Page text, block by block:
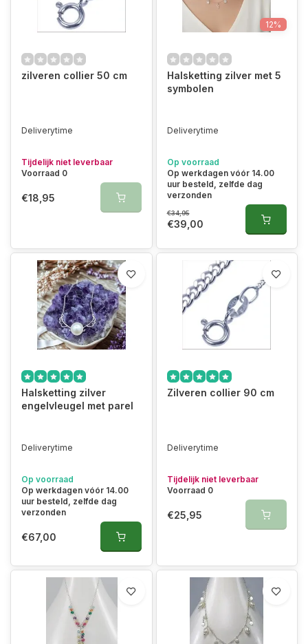
zilveren collier 50 cm
Deliverytime
Tijdelijk niet leverbaar
Voorraad 0
€18,95
12%
Halsketting zilver met 5
symbolen
Deliverytime
Op voorraad
Op werkdagen vóór 14.00
uur besteld, zelfde dag
verzonden
€34,95
€39,00
Halsketting zilver
engelvleugel met parel
Deliverytime
Op voorraad
Op werkdagen vóór 14.00
uur besteld, zelfde dag
verzonden
€67,00
Zilveren collier 90 cm
Deliverytime
Tijdelijk niet leverbaar
Voorraad 0
€25,95